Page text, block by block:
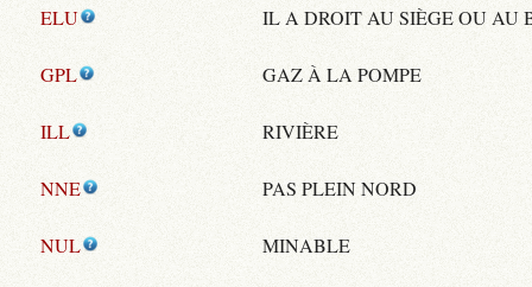
ELU IL A DROIT AU SIÈGE OU AU
GPL GAZ À LA POMPE
ILL RIVIÈRE
NNE PAS PLEIN NORD
NUL MINABLE